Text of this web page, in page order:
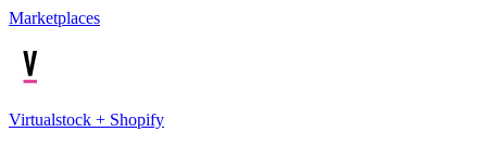
Marketplaces
Virtualstock + Shopify